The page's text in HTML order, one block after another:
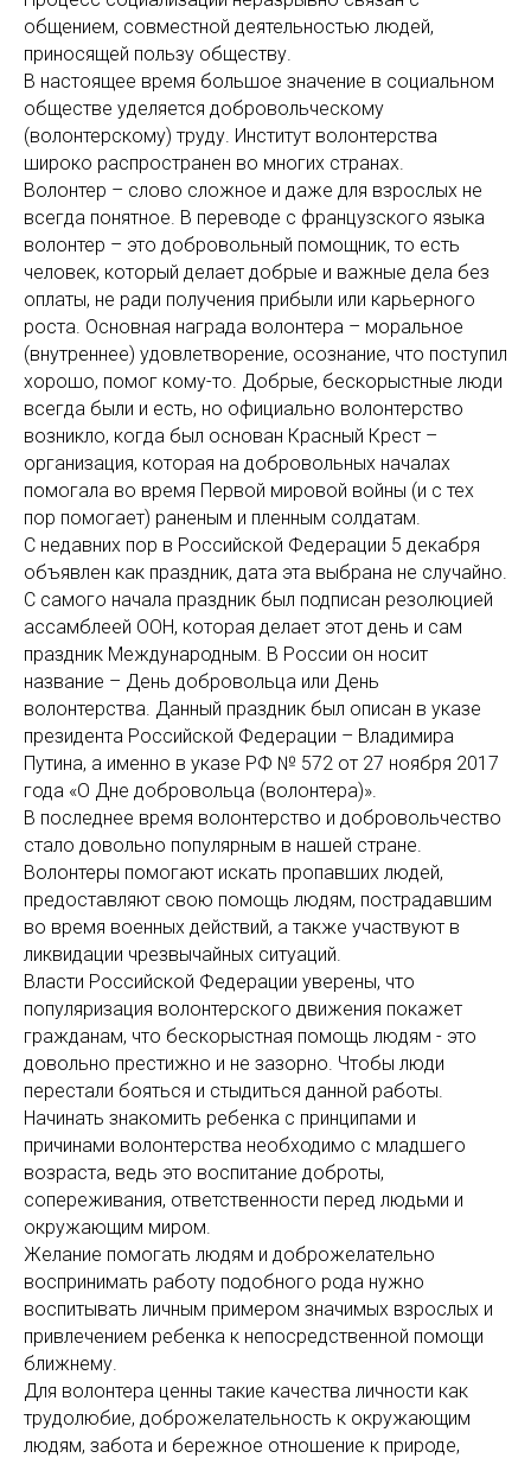
общением, совместной деятельностью людей,
приносящей пользу обществу.
В настоящее время большое значение в социальном
обществе уделяется добровольческому
(волонтерскому) труду. Институт волонтерства
широко распространен во многих странах.
Волонтер – слово сложное и даже для взрослых не
всегда понятное. В переводе с французского языка
волонтер – это добровольный помощник, то есть
человек, который делает добрые и важные дела без
оплаты, не ради получения прибыли или карьерного
роста. Основная награда волонтера – моральное
(внутреннее) удовлетворение, осознание, что поступил
хорошо, помог кому-то. Добрые, бескорыстные люди
всегда были и есть, но официально волонтерство
возникло, когда был основан Красный Крест –
организация, которая на добровольных началах
помогала во время Первой мировой войны (и с тех
пор помогает) раненым и пленным солдатам.
С недавних пор в Российской Федерации 5 декабря
объявлен как праздник, дата эта выбрана не случайно.
С самого начала праздник был подписан резолюцией
ассамблеей ООН, которая делает этот день и сам
праздник Международным. В России он носит
название – День добровольца или День
волонтерства. Данный праздник был описан в указе
президента Российской Федерации – Владимира
Путина, а именно в указе РФ № 572 от 27 ноября 2017
года «О Дне добровольца (волонтера)».
В последнее время волонтерство и добровольчество
стало довольно популярным в нашей стране.
Волонтеры помогают искать пропавших людей,
предоставляют свою помощь людям, пострадавшим
во время военных действий, а также участвуют в
ликвидации чрезвычайных ситуаций.
Власти Российской Федерации уверены, что
популяризация волонтерского движения покажет
гражданам, что бескорыстная помощь людям - это
довольно престижно и не зазорно. Чтобы люди
перестали бояться и стыдиться данной работы.
Начинать знакомить ребенка с принципами и
причинами волонтерства необходимо с младшего
возраста, ведь это воспитание доброты,
сопереживания, ответственности перед людьми и
окружающим миром.
Желание помогать людям и доброжелательно
воспринимать работу подобного рода нужно
воспитывать личным примером значимых взрослых и
привлечением ребенка к непосредственной помощи
ближнему.
Для волонтера ценны такие качества личности как
трудолюбие, доброжелательность к окружающим
людям, забота и бережное отношение к природе,